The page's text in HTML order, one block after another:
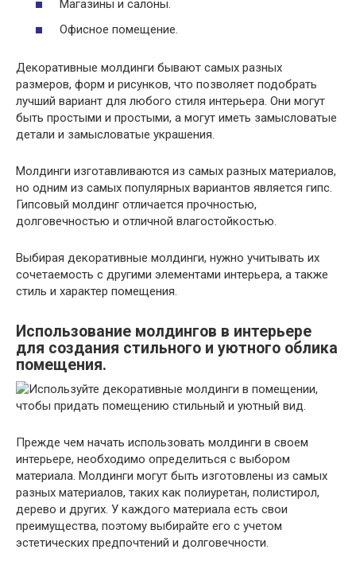
Магазины и салоны.
Офисное помещение.
Декоративные молдинги бывают самых разных
размеров, форм и рисунков, что позволяет подобрать
лучший вариант для любого стиля интерьера. Они могут
быть простыми и простыми, а могут иметь замысловатые
детали и замысловатые украшения.
Молдинги изготавливаются из самых разных материалов,
но одним из самых популярных вариантов является гипс.
Гипсовый молдинг отличается прочностью,
долговечностью и отличной влагостойкостью.
Выбирая декоративные молдинги, нужно учитывать их
сочетаемость с другими элементами интерьера, а также
стиль и характер помещения.
Использование молдингов в интерьере
для создания стильного и уютного облика
помещения.
Прежде чем начать использовать молдинги в своем
интерьере, необходимо определиться с выбором
материала. Молдинги могут быть изготовлены из самых
разных материалов, таких как полиуретан, полистирол,
дерево и других. У каждого материала есть свои
преимущества, поэтому выбирайте его с учетом
эстетических предпочтений и долговечности.